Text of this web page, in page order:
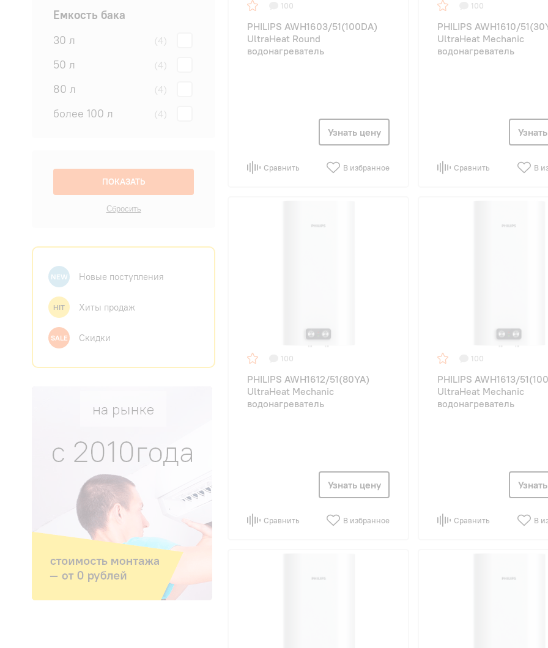
Емкость бака
30 л (4)
50 л (4)
80 л (4)
более 100 л (4)
NEW Новые поступления
HIT Хиты продаж
SALE Скидки
100
PHILIPS AWH1603/51(100DA)
UltraHeat Round
водонагреватель
Узнать цену
Сравнить В избранное
100
PHILIPS AWH1610/
UltraHeat Mechanic
водонагреватель
Сравнить В
100
PHILIPS AWH1612/51(80YA)
UltraHeat Mechanic
водонагреватель
Узнать цену
Сравнить В избранное
100
PHILIPS AWH1613/
UltraHeat Mechanic
водонагреватель
Сравнить В